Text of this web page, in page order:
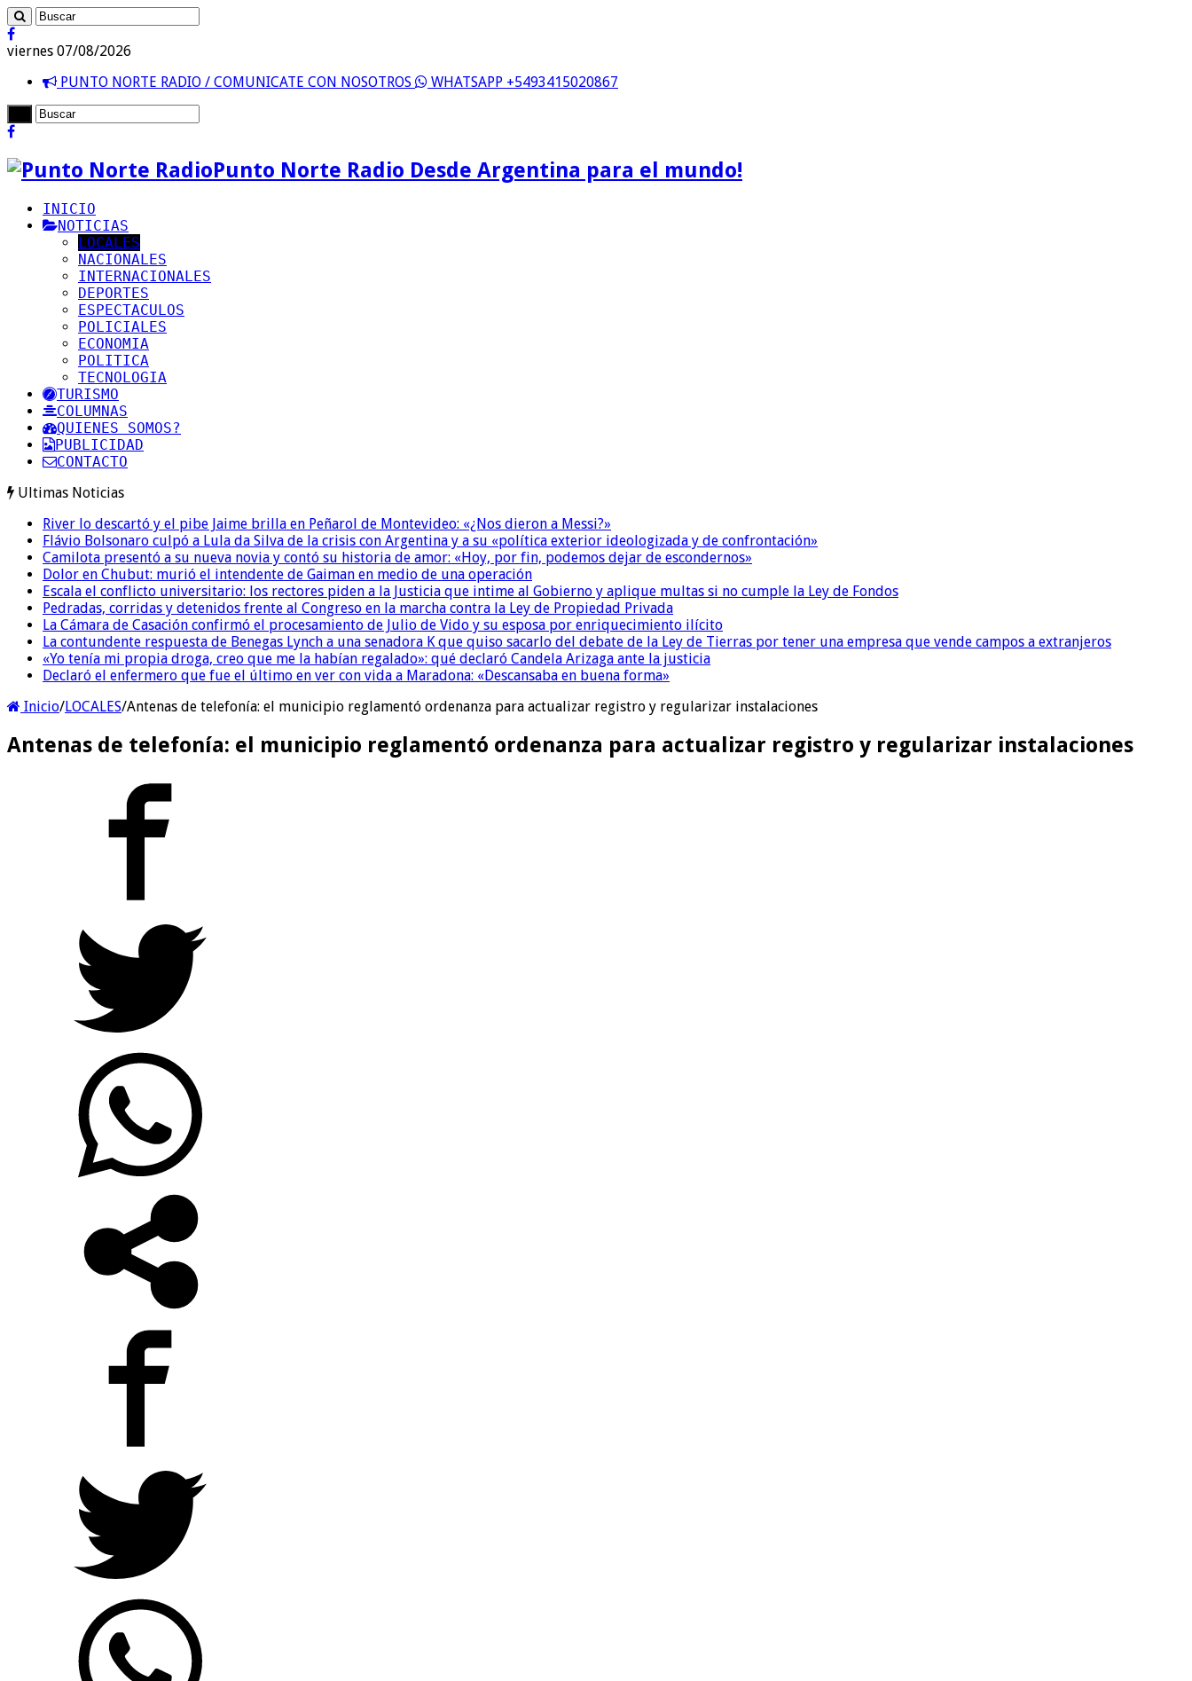
viernes 07/08/2026
PUNTO NORTE RADIO / COMUNICATE CON NOSOTROS
WHATSAPP +5493415020867
Punto Norte Radio Desde Argentina para el mundo!
INICIO
NOTICIAS
LOCALES
NACIONALES
INTERNACIONALES
DEPORTES
ESPECTACULOS
POLICIALES
ECONOMIA
POLITICA
TECNOLOGIA
TURISMO
COLUMNAS
QUIENES SOMOS?
PUBLICIDAD
CONTACTO
Ultimas Noticias
River lo descartó y el pibe Jaime brilla en Peñarol de Montevideo: «¿Nos dieron a Messi?»
Flávio Bolsonaro culpó a Lula da Silva de la crisis con Argentina y a su «política exterior ideologizada y de confrontación»
Camilota presentó a su nueva novia y contó su historia de amor: «Hoy, por fin, podemos dejar de escondernos»
Dolor en Chubut: murió el intendente de Gaiman en medio de una operación
Escala el conflicto universitario: los rectores piden a la Justicia que intime al Gobierno y aplique multas si no cumple la Ley de Fondos
Pedradas, corridas y detenidos frente al Congreso en la marcha contra la Ley de Propiedad Privada
La Cámara de Casación confirmó el procesamiento de Julio de Vido y su esposa por enriquecimiento ilícito
La contundente respuesta de Benegas Lynch a una senadora K que quiso sacarlo del debate de la Ley de Tierras por tener una empresa que vende campos a extranjeros
«Yo tenía mi propia droga, creo que me la habían regalado»: qué declaró Candela Arizaga ante la justicia
Declaró el enfermero que fue el último en ver con vida a Maradona: «Descansaba en buena forma»
Inicio/LOCALES/Antenas de telefonía: el municipio reglamentó ordenanza para actualizar registro y regularizar instalaciones
Antenas de telefonía: el municipio reglamentó ordenanza para actualizar registro y regularizar instalaciones